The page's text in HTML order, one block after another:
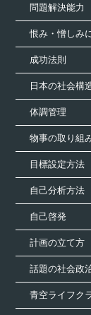
問題解決能力
恨み・憎しみ
成功法則
日本の社会構
体調管理
物事の取り組
目標設定方法
自己分析方法
自己啓発
計画の立て方
話題の社会政
青空ライフク